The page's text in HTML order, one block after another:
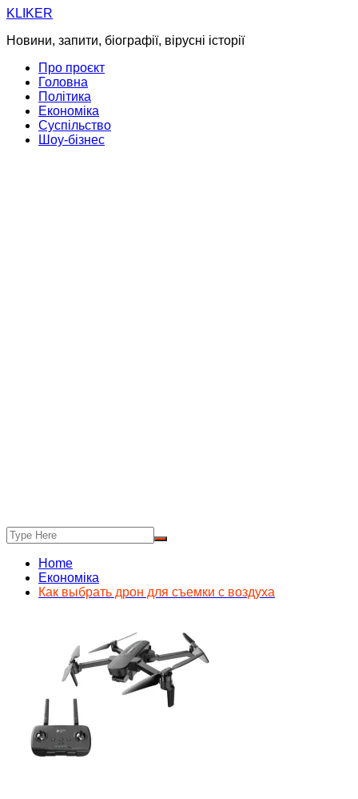
Skip
content
KLIKER
Новини, запити, біографії, вірусні історії
Про проєкт
Головна
Політика
Економіка
Суспільство
Шоу-бізнес
Home
Економіка
Как выбрать дрон для съемки с воздуха